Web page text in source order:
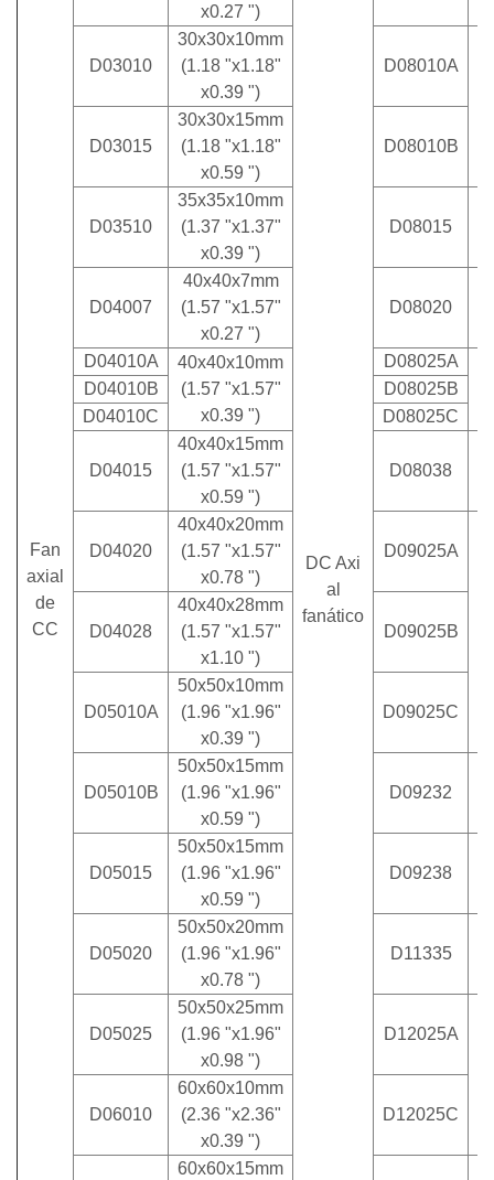
Fan
axial
de
CC
DC Axi
al
fanático
x0.27 ")
D03010
30x30x10mm
(1.18 "x1.18"
x0.39 ")
D08010A
D03015
30x30x15mm
(1.18 "x1.18"
x0.59 ")
D08010B
D03510
35x35x10mm
(1.37 "x1.37"
x0.39 ")
D08015
D04007
40x40x7mm
(1.57 "x1.57"
x0.27 ")
D08020
D04010A
40x40x10mm
(1.57 "x1.57"
x0.39 ")
D08025A
D04010B
D08025B
D04010C
D08025C
D04015
40x40x15mm
(1.57 "x1.57"
x0.59 ")
D08038
D04020
40x40x20mm
(1.57 "x1.57"
x0.78 ")
D09025A
D04028
40x40x28mm
(1.57 "x1.57"
x1.10 ")
D09025B
D05010A
50x50x10mm
(1.96 "x1.96"
x0.39 ")
D09025C
D05010B
50x50x15mm
(1.96 "x1.96"
x0.59 ")
D09232
D05015
50x50x15mm
(1.96 "x1.96"
x0.59 ")
D09238
D05020
50x50x20mm
(1.96 "x1.96"
x0.78 ")
D11335
D05025
50x50x25mm
(1.96 "x1.96"
x0.98 ")
D12025A
D06010
60x60x10mm
(2.36 "x2.36"
x0.39 ")
D12025C
60x60x15mm